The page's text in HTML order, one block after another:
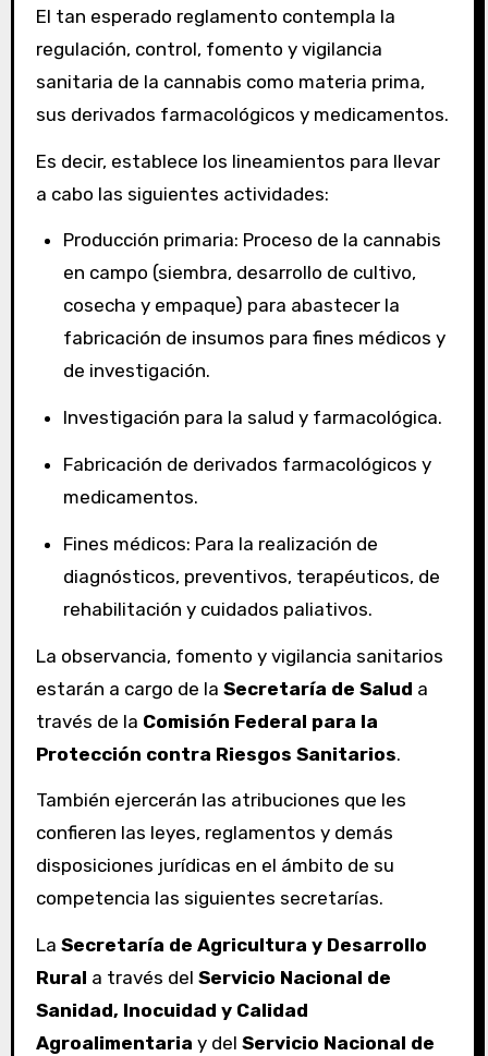
El tan esperado reglamento contempla la
regulación, control, fomento y vigilancia
sanitaria de la cannabis como materia prima,
sus derivados farmacológicos y medicamentos.
Es decir, establece los lineamientos para llevar
a cabo las siguientes actividades:
Producción primaria: Proceso de la cannabis
en campo (siembra, desarrollo de cultivo,
cosecha y empaque) para abastecer la
fabricación de insumos para fines médicos y
de investigación.
Investigación para la salud y farmacológica.
Fabricación de derivados farmacológicos y
medicamentos.
Fines médicos: Para la realización de
diagnósticos, preventivos, terapéuticos, de
rehabilitación y cuidados paliativos.
La observancia, fomento y vigilancia sanitarios
estarán a cargo de la Secretaría de Salud a
través de la Comisión Federal para la
Protección contra Riesgos Sanitarios.
También ejercerán las atribuciones que les
confieren las leyes, reglamentos y demás
disposiciones jurídicas en el ámbito de su
competencia las siguientes secretarías.
La Secretaría de Agricultura y Desarrollo
Rural a través del Servicio Nacional de
Sanidad, Inocuidad y Calidad
Agroalimentaria y del Servicio Nacional de